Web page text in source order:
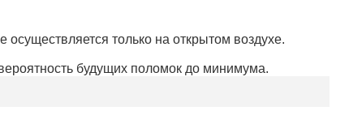
только на открытом воздухе.
будущих поломок до минимума.